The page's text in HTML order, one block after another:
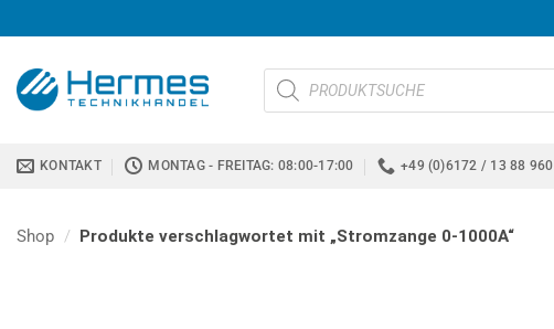
Inhalt
springen
Products
search
KONTAKT MONTAG - FREITAG: 08:00-17:00 +49 (0)6172 / 13 88 960
Shop / Produkte verschlagwortet mit „Stromzange 0-1000A“